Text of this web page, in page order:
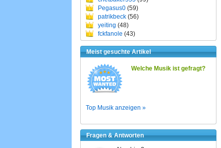
Pegasus0 (59)
patrikbeck (56)
yeiting (48)
fckfanole (43)
Meist gesuchte Artikel
Welche Musik ist gefragt?
Top Musik anzeigen »
Fragen & Antworten